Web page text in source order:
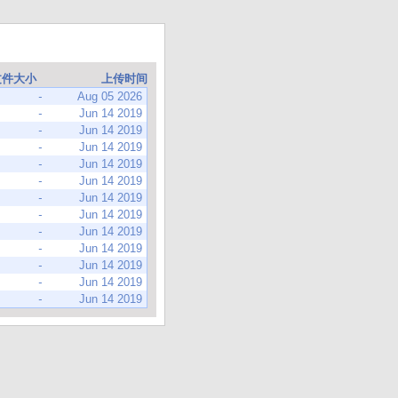
大小
上传时间
-
Aug 05 2026
-
Jun 14 2019
-
Jun 14 2019
-
Jun 14 2019
-
Jun 14 2019
-
Jun 14 2019
-
Jun 14 2019
-
Jun 14 2019
-
Jun 14 2019
-
Jun 14 2019
-
Jun 14 2019
-
Jun 14 2019
-
Jun 14 2019